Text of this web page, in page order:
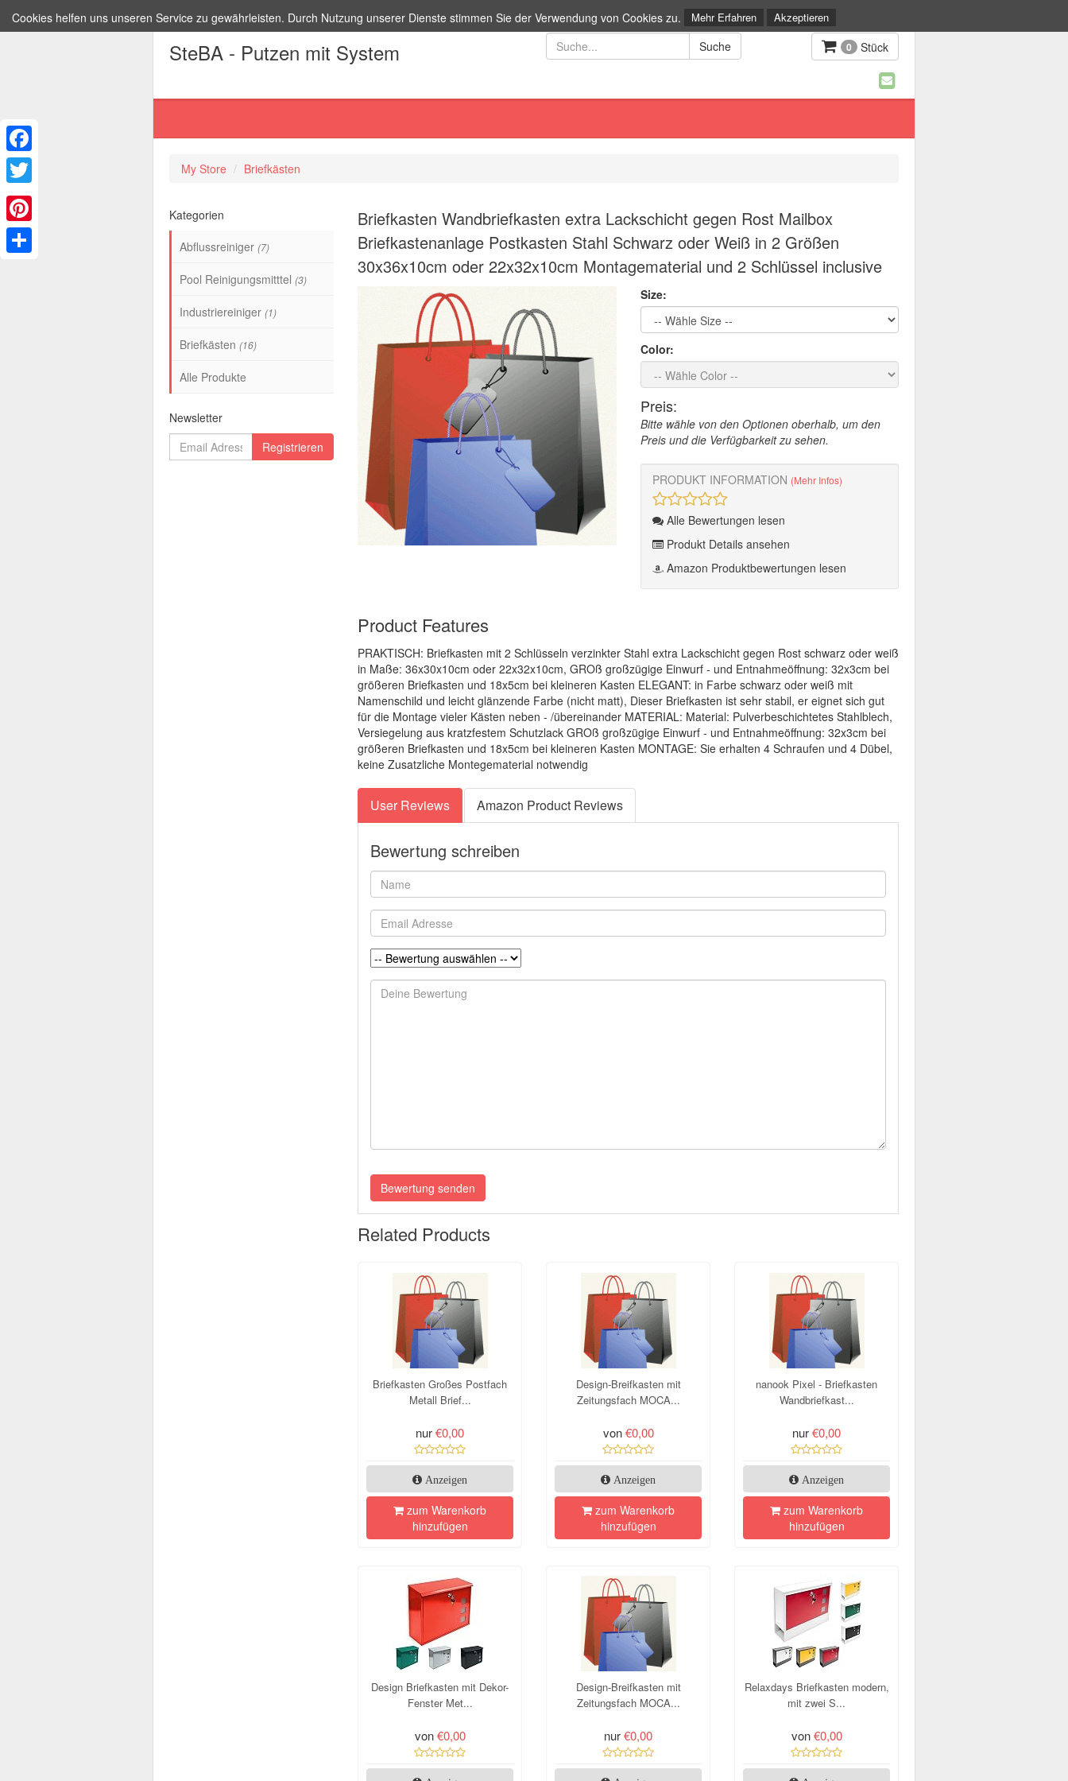
SteBA - Putzen mit System 0 Stück
My Store Briefkästen
Briefkasten Wandbriefkasten extra Lackschicht gegen Rost Mailbox
Briefkastenanlage Postkasten Stahl Schwarz oder Weiß in 2 Größen
30x36x10cm oder 22x32x10cm Montagematerial und 2 Schlüssel inclusive
Size:
Color:
Preis:
Bitte wähle von den Optionen oberhalb, um den
Preis und die Verfügbarkeit zu sehen.
PRODUKT INFORMATION (Mehr Infos)
Alle Bewertungen lesen
Produkt Details ansehen
Amazon Produktbewertungen lesen
Product Features
PRAKTISCH: Briefkasten mit 2 Schlüsseln verzinkter Stahl extra Lackschicht gegen Rost schwarz oder weiß
in Maße: 36x30x10cm oder 22x32x10cm, GROß großzügige Einwurf - und Entnahmeöffnung: 32x3cm bei
größeren Briefkasten und 18x5cm bei kleineren Kasten ELEGANT: in Farbe schwarz oder weiß mit
Namenschild und leicht glänzende Farbe (nicht matt), Dieser Briefkasten ist sehr stabil, er eignet sich gut
für die Montage vieler Kästen neben - /übereinander MATERIAL: Material: Pulverbeschichtetes Stahlblech,
Versiegelung aus kratzfestem Schutzlack GROß großzügige Einwurf - und Entnahmeöffnung: 32x3cm bei
größeren Briefkasten und 18x5cm bei kleineren Kasten MONTAGE: Sie erhalten 4 Schraufen und 4 Dübel,
keine Zusatzliche Montegematerial notwendig
User Reviews Amazon Product Reviews
Bewertung schreiben
Name
Email
Adresse
Rating:
Deine
Anfrage
Bewertung senden
Related Products
Briefkasten Großes Postfach
Metall Brief...
nur€0,00
Anzeigen
zum Warenkorb
hinzufügen
Design-Breifkasten mit
Zeitungsfach MOCA...
von €0,00
Anzeigen
zum Warenkorb
hinzufügen
nanook Pixel - Briefkasten
Wandbriefkast...
nur€0,00
Anzeigen
zum Warenkorb
hinzufügen
Design Briefkasten mit Dekor-
Fenster Met...
von €0,00
Design-Breifkasten mit
Zeitungsfach MOCA...
nur€0,00
Relaxdays Briefkasten modern,
mit zwei S...
von €0,00
Kategorien
Abflussreiniger (7)
Pool Reinigungsmitttel (3)
Industriereiniger (1)
Briefkästen (16)
Alle Produkte
Newsletter
Cookies helfen uns unseren Service zu gewährleisten. Durch Nutzung unserer Dienste stimmen Sie der Verwendung von Cookies zu. Mehr Erfahren Akzeptieren
Facebook
Twitter
Pinterest